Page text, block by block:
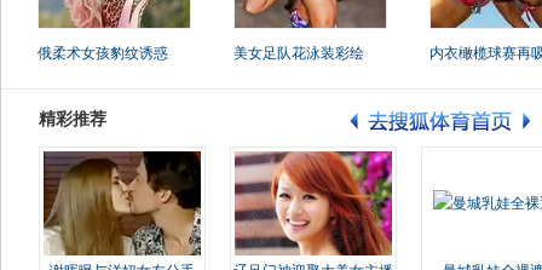
俄柔术女孩豹纹诱惑 美女足队花泳装彩绘 内衣橄榄球赛再
精彩推荐